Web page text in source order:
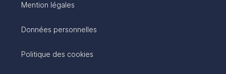
Mention légales
Données personnelles
Politique des cookies